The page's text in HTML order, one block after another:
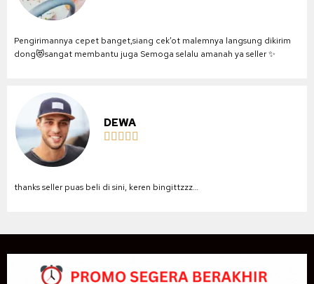
Pengirimannya cepet banget,siang cek’ot malemnya langsung dikirim
dong😻sangat membantu juga Semoga selalu amanah ya seller ✨
DEWA
    
thanks seller puas beli di sini, keren bingittzzz…